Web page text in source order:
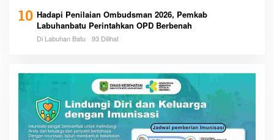
10 Hadapi Penilaian Ombudsman 2026, Pemkab
Labuhanbatu Perintahkan OPD Berbenah
Di Labuhan Batu 93 Dilihat